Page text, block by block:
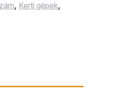
, Kerti gépek,